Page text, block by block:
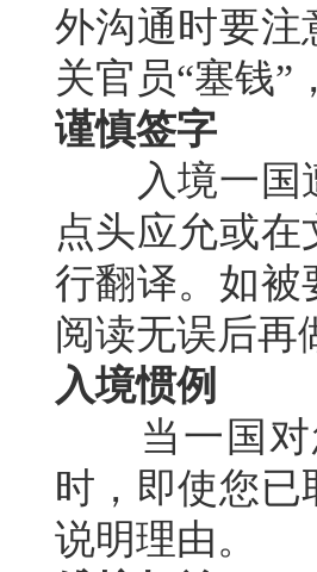
外沟通时要注
关官员“塞钱”
谨慎签字
入境一国遭
点头应允或
行翻译。如被
阅读无误后再
入境惯例
当一国对
时，即使您
说明理由。